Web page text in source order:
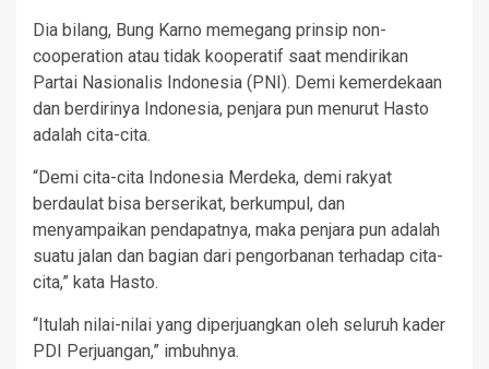
Dia bilang, Bung Karno memegang prinsip non-
cooperation atau tidak kooperatif saat mendirikan
Partai Nasionalis Indonesia (PNI). Demi kemerdekaan
dan berdirinya Indonesia, penjara pun menurut Hasto
adalah cita-cita.
“Demi cita-cita Indonesia Merdeka, demi rakyat
berdaulat bisa berserikat, berkumpul, dan
menyampaikan pendapatnya, maka penjara pun adalah
suatu jalan dan bagian dari pengorbanan terhadap cita-
cita,” kata Hasto.
“Itulah nilai-nilai yang diperjuangkan oleh seluruh kader
PDI Perjuangan,” imbuhnya.